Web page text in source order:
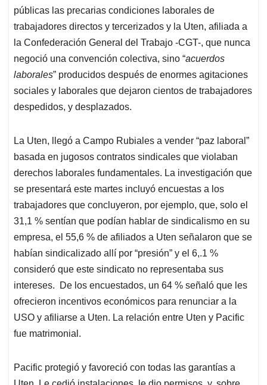
públicas las precarias condiciones laborales de
trabajadores directos y tercerizados y la Uten, afiliada a
la Confederación General del Trabajo -CGT-, que nunca
negoció una convención colectiva, sino “acuerdos
laborales” producidos después de enormes agitaciones
sociales y laborales que dejaron cientos de trabajadores
despedidos, y desplazados.
La Uten, llegó a Campo Rubiales a vender “paz laboral”
basada en jugosos contratos sindicales que violaban
derechos laborales fundamentales. La investigación que
se presentará este martes incluyó encuestas a los
trabajadores que concluyeron, por ejemplo, que, solo el
31,1 % sentían que podían hablar de sindicalismo en su
empresa, el 55,6 % de afiliados a Uten señalaron que se
habían sindicalizado allí por “presión” y el 6,.1 %
consideró que este sindicato no representaba sus
intereses. De los encuestados, un 64 % señaló que les
ofrecieron incentivos económicos para renunciar a la
USO y afiliarse a Uten. La relación entre Uten y Pacific
fue matrimonial.
Pacific protegió y favoreció con todas las garantías a